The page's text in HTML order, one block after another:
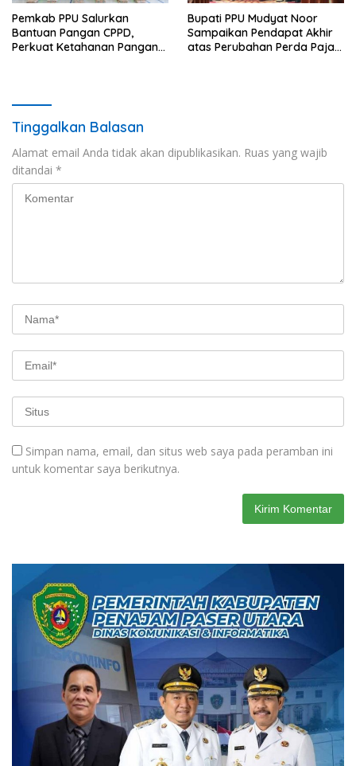
Pemkab PPU Salurkan
Bantuan Pangan CPPD,
Perkuat Ketahanan Pangan
Bupati PPU Mudyat Noor
Sampaikan Pendapat Akhir
atas Perubahan Perda Pajak
Tinggalkan Balasan
Alamat email Anda tidak akan dipublikasikan. Ruas yang wajib
ditandai *
Simpan nama, email, dan situs web saya pada peramban ini
untuk komentar saya berikutnya.